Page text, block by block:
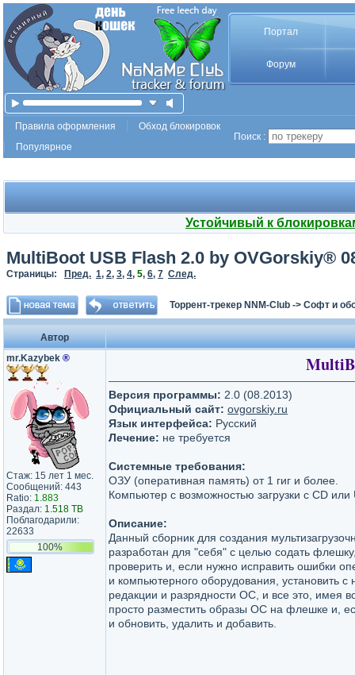
Портал
Форум
Правила оформления
Обход блокировок
Популярное
Поиск :
Устойчивый к
MultiBoot USB Flash 2.0 by OVGorskiy®
Страницы: Пред. 1, 2, 3, 4, 5, 6, 7 След.
Торрент-трекер NNM-Club -> Софт и
Автор
mr.Kazybek ®
Стаж: 15 лет 1 мес.
Сообщений: 443
Ratio: 1.883
Раздал: 1.518 TB
Поблагодарили:
22633
100%
Версия программы: 2.0 (08.2013)
Официальный сайт: ovgorskiy.ru
Язык интерфейса: Русский
Лечение: не требуется
Системные требования:
ОЗУ (оперативная память) от 1 гиг и более.
Компьютер с возможностью загрузки с CD или
Описание:
Данный сборник для создания
разработан для "себя" с целью содать
проверить и, если нужно исправить ошибки
и компьютерного оборудования, установить с
редакции и разрядности ОС, и все это, имея
просто разместить образы ОС на флешке и,
и обновить, удалить и добавить.